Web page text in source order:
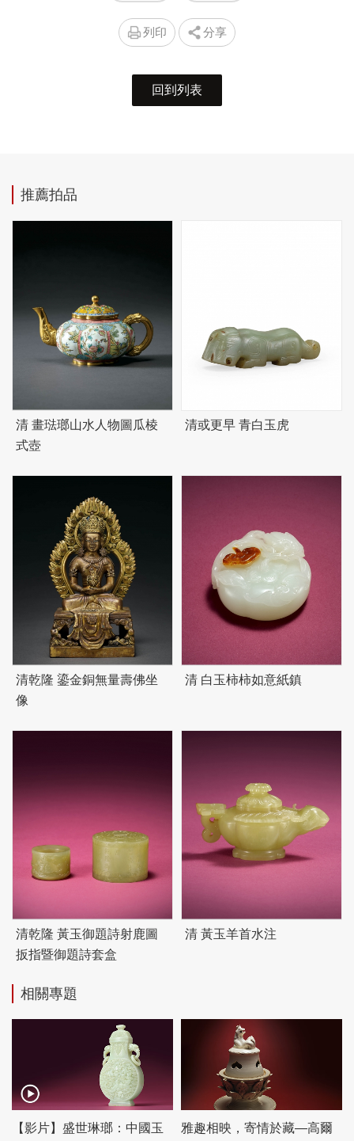
列印 分享
回到列表
推薦拍品
清 畫琺瑯山水人物圖瓜棱
式壺
清或更早 青白玉虎
清乾隆 鎏金銅無量壽佛坐
像
清 白玉柿柿如意紙鎮
清乾隆 黃玉御題詩射鹿圖
扳指暨御題詩套盒
清 黃玉羊首水注
相關專題
【影片】盛世琳瑯：中國玉
雅趣相映，寄情於藏—高爾